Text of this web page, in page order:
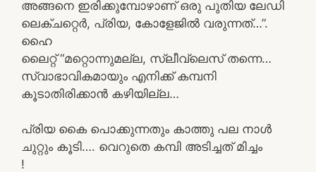
അങ്ങനെ ഇരിക്കുമ്പോഴാണ് ഒരു പുതിയ ലേഡി
ലെക്ചറ്റെർ, പ്രിയ, കോളേജിൽ വരുന്നത്…”.
ഹൈ
ലൈറ്റ് “മറ്റൊന്നുമല്ല, സ്ലീവ്‌ലെസ് തന്നെ…
സ്വാഭാവികമായും എനിക്ക് കമ്പനി
കൂടാതിരിക്കാൻ കഴിയില്ല…
പ്രിയ കൈ പൊക്കുന്നതും കാത്തു പല നാൾ
ചുറ്റും കൂടി…. വെറുതെ കമ്പി അടിച്ചത് മിച്ചം
!